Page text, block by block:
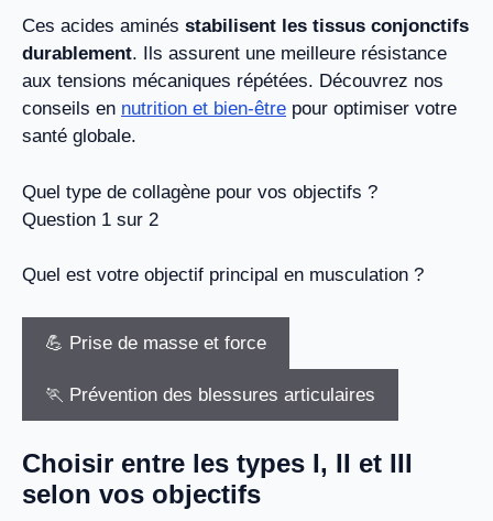
Ces acides aminés stabilisent les tissus conjonctifs
durablement. Ils assurent une meilleure résistance
aux tensions mécaniques répétées. Découvrez nos
conseils en nutrition et bien-être pour optimiser votre
santé globale.
Quel type de collagène pour vos objectifs ?
Question 1 sur 2
Quel est votre objectif principal en musculation ?
💪 Prise de masse et force
🏃 Prévention des blessures articulaires
Choisir entre les types I, II et III
selon vos objectifs